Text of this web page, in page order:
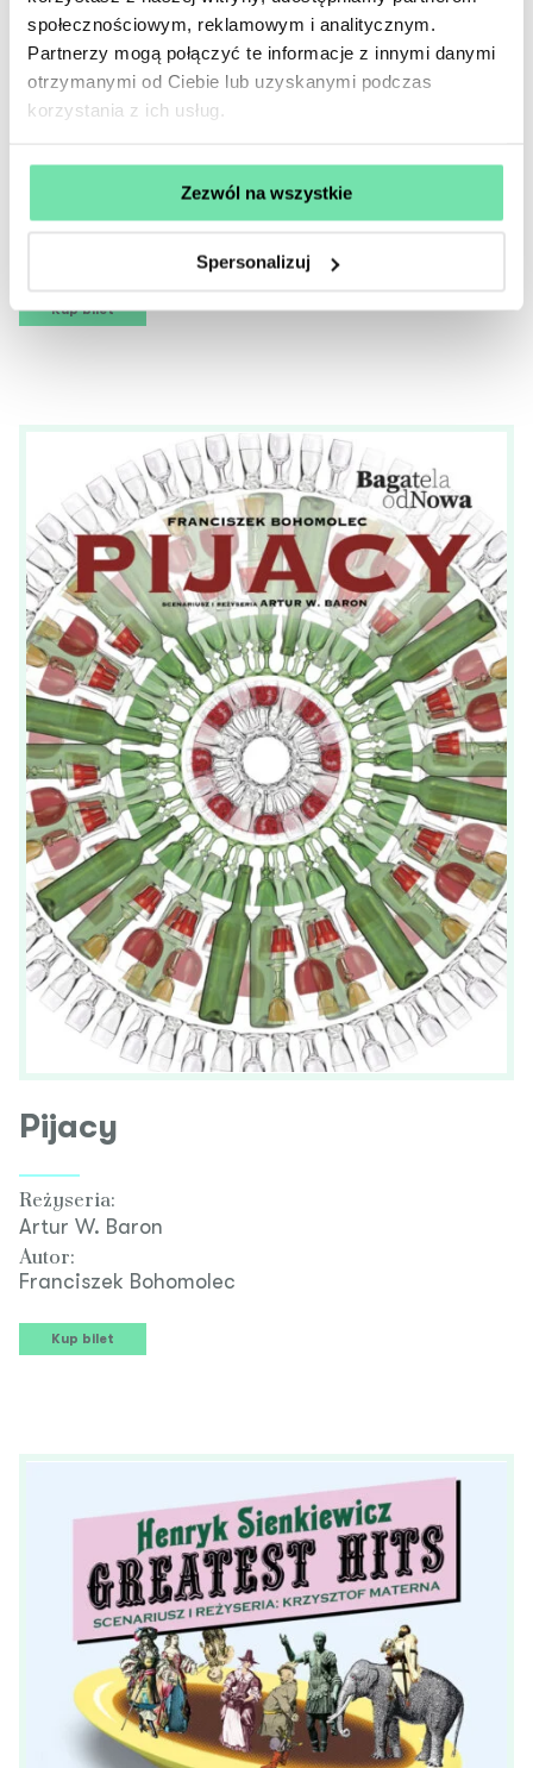
społecznościowym, reklamowym i analitycznym.
Partnerzy mogą połączyć te informacje z innymi danymi
otrzymanymi od Ciebie lub uzyskanymi podczas
korzystania z ich usług.
Zezwól na wszystkie
Spersonalizuj
Słownik Ptaszków
Polskich
Reżyseria:
Krzysztof Materna
Autor:
Kup bilet
Pijacy
Reżyseria:
Artur W. Baron
Autor:
Franciszek Bohomolec
Kup bilet